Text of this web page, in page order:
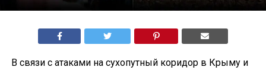
В связи с атаками на сухопутный коридор в Крыму и